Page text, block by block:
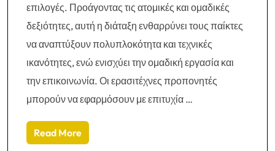
επιλογές. Προάγοντας τις ατομικές και ομαδικές
δεξιότητες, αυτή η διάταξη ενθαρρύνει τους παίκτες
να αναπτύξουν πολυπλοκότητα και τεχνικές
ικανότητες, ενώ ενισχύει την ομαδική εργασία και
την επικοινωνία. Οι ερασιτέχνες προπονητές
μπορούν να εφαρμόσουν με επιτυχία …
Read More